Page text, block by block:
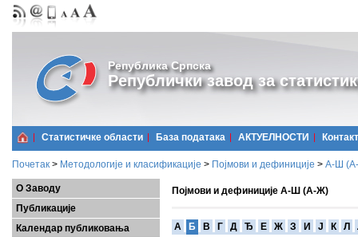
Република Српска
Републички завод за
Статистичке области Базa података АКТУЕЛНОСТИ Контакт
Почетак > Методологије и класификације > Појмови и дефиниције > А-Ш
О Заводу
Публикације
Календар публиковања
Појмови и дефиниције А-Ш (А-Ж)
A Б В Г Д Ђ Е Ж З И Ј К Л